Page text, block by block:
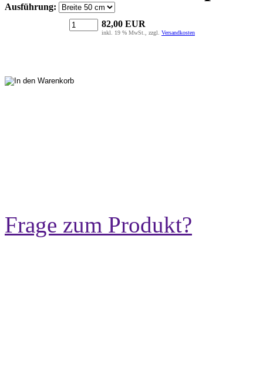
Ausführung:
82,00 EUR
inkl. 19 % MwSt., zzgl. Versandkosten
Frage zum Produkt?